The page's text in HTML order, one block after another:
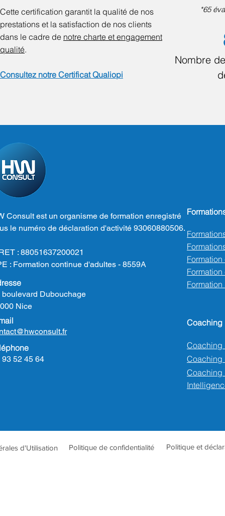
Cette certification garantit la qualité de nos
prestations et la satisfaction de nos clients
dans le cadre de notre charte et engagement
qualité.
Consultez notre Certificat Qualiopi
*65
Nombre
Consult est un organisme de formation enregistré
le numéro de déclaration d'activité 93060880506.
: 88051637200021
: Formation continue d'adultes - 8559A
boulevard Dubouchage
Nice
93 52 45 64
Coaching
Coaching
Coaching
d'Utilisation Politique de confidentialité Politique et